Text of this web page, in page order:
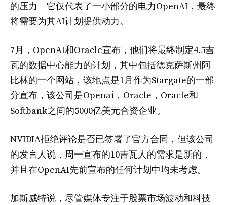
的压力 – 它仅代表了一小部分的电力OpenAI，最终
将需要为其AI计划提供动力。
7月，OpenAI和Oracle宣布，他们将最终制定4.5吉
瓦的数据中心能力的计划，其中包括德克萨斯州阿
比林的一个网站，该地点是1月作为Stargate的一部
分宣布，该公司是Openai，Oracle，Oracle和
Softbank之间的5000亿美元合资企业。
NVIDIA拒绝评论是否已签署了官方合同，但该公司
的发言人说，周一宣布的10吉瓦人的需求是新的，
并且在OpenAI先前宣布的任何计划中均未考虑。
加斯威特说，尽管媒体专注于股票市场波动和科技